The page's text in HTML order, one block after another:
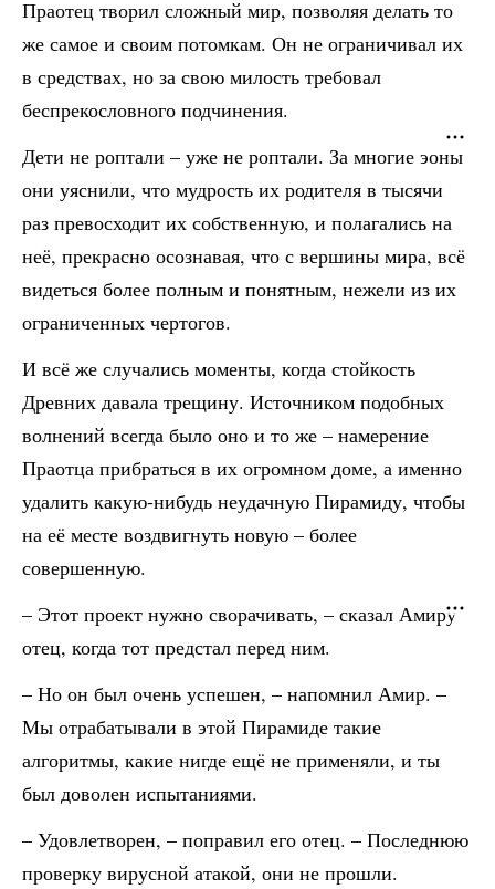
Праотец творил сложный мир, позволяя делать то
же самое и своим потомкам. Он не ограничивал их
в средствах, но за свою милость требовал
беспрекословного подчинения.
Дети не роптали – уже не роптали. За многие эоны
они уяснили, что мудрость их родителя в тысячи
раз превосходит их собственную, и полагались на
неё, прекрасно осознавая, что с вершины мира, всё
видеться более полным и понятным, нежели из их
ограниченных чертогов.
И всё же случались моменты, когда стойкость
Древних давала трещину. Источником подобных
волнений всегда было оно и то же – намерение
Праотца прибраться в их огромном доме, а именно
удалить какую-нибудь неудачную Пирамиду, чтобы
на её месте воздвигнуть новую – более
совершенную.
– Этот проект нужно сворачивать, – сказал Амиру
отец, когда тот предстал перед ним.
– Но он был очень успешен, – напомнил Амир. –
Мы отрабатывали в этой Пирамиде такие
алгоритмы, какие нигде ещё не применяли, и ты
был доволен испытаниями.
– Удовлетворен, – поправил его отец. – Последнюю
проверку вирусной атакой, они не прошли.